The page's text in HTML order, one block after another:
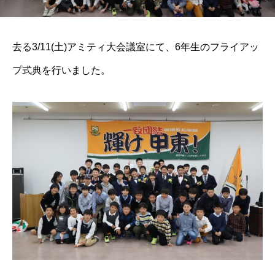
去る3/11(土)アミティ大会議室にて、6年生のフライアッ
プ式典を行いました。